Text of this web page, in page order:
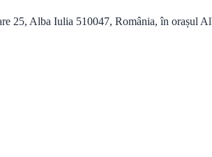
25, Alba Iulia 510047, România, în orașul